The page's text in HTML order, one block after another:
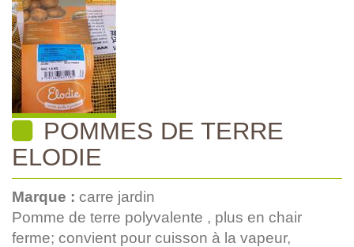
POMMES DE TERRE
ELODIE
Marque : carre jardin
Pomme de terre polyvalente , plus en chair
ferme; convient pour cuisson à la vapeur,